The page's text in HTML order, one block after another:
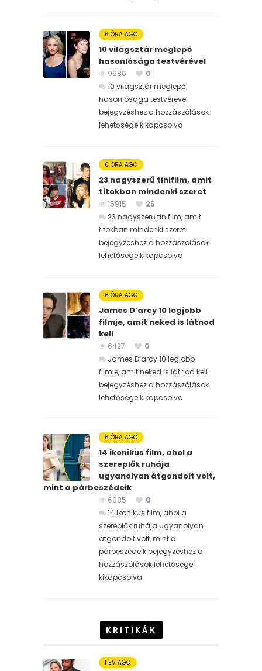
6 ÓRA AGO
10 világsztár meglepő
hasonlósága testvérével
9686
0
10 világsztár meglepő
hasonlósága testvérével
bejegyzéshez a hozzászólások
lehetősége kikapcsolva
6 ÓRA AGO
23 nagyszerű tinifilm, amit
titokban mindenki szeret
15915
25
23 nagyszerű tinifilm, amit
titokban mindenki szeret
bejegyzéshez a hozzászólások
lehetősége kikapcsolva
6 ÓRA AGO
James D’arcy 10 legjobb
filmje, amit neked is látnod
kell
6427
0
James D’arcy 10 legjobb
filmje, amit neked is látnod kell
bejegyzéshez a hozzászólások
lehetősége kikapcsolva
6 ÓRA AGO
14 ikonikus film, ahol a
szereplők ruhája
ugyanolyan átgondolt volt,
mint a párbeszédeik
6885
0
14 ikonikus film, ahol a
szereplők ruhája ugyanolyan
átgondolt volt, mint a
párbeszédeik bejegyzéshez a
hozzászólások lehetősége
kikapcsolva
KRITIKÁK
1 ÉV AGO